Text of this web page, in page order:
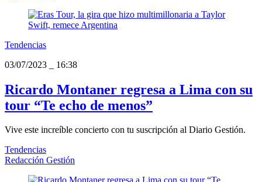
Tendencias
03/07/2023
16:38
Ricardo Montaner regresa a Lima con su
tour “Te echo de menos”
Vive este increíble concierto con tu suscripción al Diario Gestión.
Tendencias
Redacción Gestión